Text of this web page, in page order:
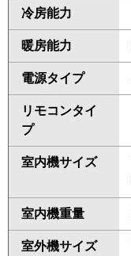
冷房能力
暖房能力
電源タイプ
リモコンタイ
プ
室内機サイズ
室内機重量
室外機サイズ